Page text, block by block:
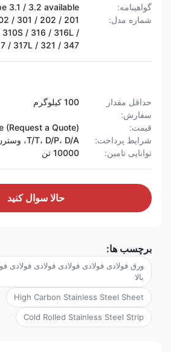
گواهینامه:
3.1 / 3.2 available
شماره مدل:
/ 316 / 316L /
/ 317L / 321 / 347 /
حداقل مقدار
سفارش:
100 کیلوگرم
قیمت:
(Request a Quote)
شرایط پرداخت:
T/T، D/P، D/A، وسترن یونیون، پی پال
توانایی تامین:
10000 تن
حالا سوال کنيد
برچسب ها:
ورق فولادی فولادی فولادی فولادی فولادی
بالا
High Carbon Stainless Steel Sheet
Cold Rolled Stainless Steel Strip